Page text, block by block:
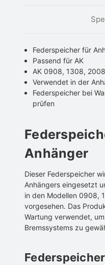
Federspeicher für
Passend für AK
AK 0908, 1308,
Verwendet in der
Federspeicher bei
prüfen
Anhänger
Dieser Federspeicher
Anhängers eingesetzt
in den Modellen 0908,
vorgesehen. Das
Wartung verwendet,
Bremssystems zu